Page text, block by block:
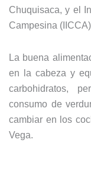
Chuquisaca, y el
Campesina
La buena
en la cabeza y
carbohidratos,
consumo de
cambiar en los
Vega.